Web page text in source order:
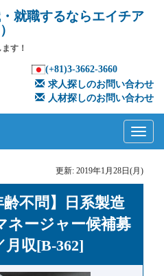
就職するならエイチア
す！
(+81)3-3662-3660
求人探しのお問い合わせ
人材探しのお問い合わせ
更新: 2019年1月28日(月)
齢不問】日系製造
ネージャー候補募
月収[B-362]